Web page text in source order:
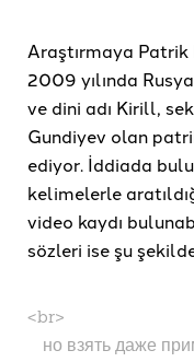
Araştırmaya
2009 yılında
ve dini adı Kirill,
Gundiyev olan
ediyor. İddiada
kelimelerle
video kaydı
sözleri ise şu
<br>
но взять даже